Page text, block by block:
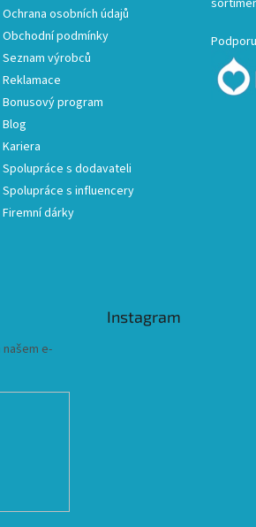
k
v
ý
p
i
Ochrana osobních údajů
Obchodní podmínky
Seznam výrobců
Reklamace
Bonusový program
Blog
Kariera
Spolupráce s dodavateli
Spolupráce s influencery
Firemní dárky
e-
Instagram